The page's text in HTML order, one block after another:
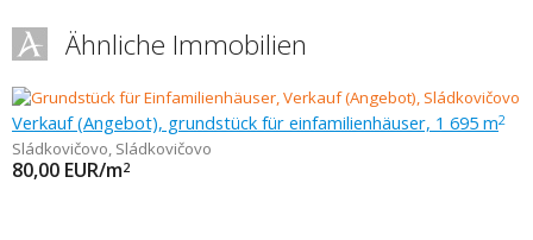
Ähnliche Immobilien
Verkauf (Angebot), grundstück für einfamilienhäuser, 1 695 m2
Sládkovičovo, Sládkovičovo
80,00 EUR/m2